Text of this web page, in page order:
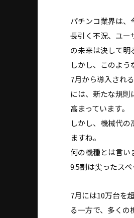
パチンコ業界は、
長引く不況、ユ
の未来は決して明
しかし、このよう
7月から導入され
には、新たな規
高まっています。
しかし、機械代
ますね。
何の機種とは言い
9.5割は尖ったス
7月には10万台を
る一方で、多くの